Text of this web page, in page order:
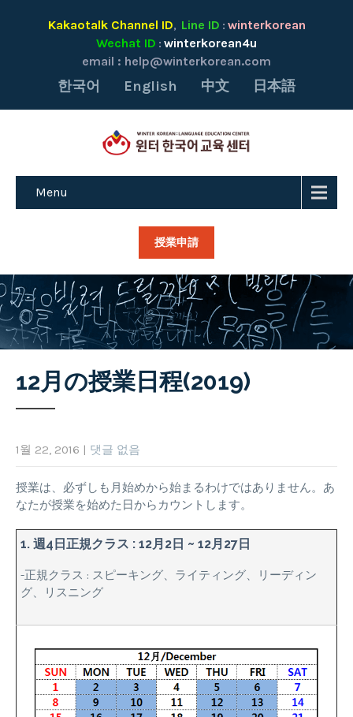
Kakaotalk Channel ID, Line ID : winterkorean
Wechat ID : winterkorean4u
email : help@winterkorean.com
한국어 English 中文 日本語
Menu
授業申請
12月の授業日程(2019)
1월 22, 2016 | 댓글 없음
授業は、必ずしも月始めから始まるわけではありません。あ
なたが授業を始めた日からカウントします。
1. 週4日正規クラス : 12月2日 ~ 12月27日
-正規クラス : スピーキング、ライティング、リーディン
グ、リスニング